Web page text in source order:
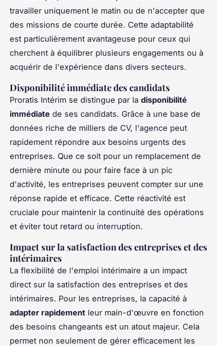
travailler uniquement le matin ou de n'accepter que
des missions de courte durée. Cette adaptabilité
est particulièrement avantageuse pour ceux qui
cherchent à équilibrer plusieurs engagements ou à
acquérir de l'expérience dans divers secteurs.
Disponibilité immédiate des candidats
Proratis Intérim se distingue par la disponibilité
immédiate de ses candidats. Grâce à une base de
données riche de milliers de CV, l'agence peut
rapidement répondre aux besoins urgents des
entreprises. Que ce soit pour un remplacement de
dernière minute ou pour faire face à un pic
d'activité, les entreprises peuvent compter sur une
réponse rapide et efficace. Cette réactivité est
cruciale pour maintenir la continuité des opérations
et éviter tout retard ou interruption.
Impact sur la satisfaction des entreprises et des
intérimaires
La flexibilité de l'emploi intérimaire a un impact
direct sur la satisfaction des entreprises et des
intérimaires. Pour les entreprises, la capacité à
adapter rapidement leur main-d'œuvre en fonction
des besoins changeants est un atout majeur. Cela
permet non seulement de gérer efficacement les